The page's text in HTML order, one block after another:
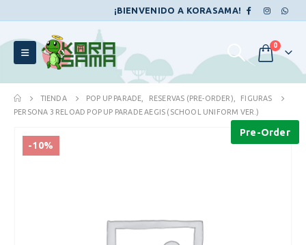
¡BIENVENIDO A KORASAMA!
0
TIENDA POP UP PARADE RESERVAS (PRE-ORDER)
FIGURAS
PERSONA 3 RELOAD POP UP PARADE AEGIS (SCHOOL UNIFORM VER.)
-10%
Pre-Order